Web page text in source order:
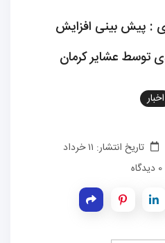
: پیش بینی افزایش
اخبار
تاریخ انتشار: ۱۱ خرداد